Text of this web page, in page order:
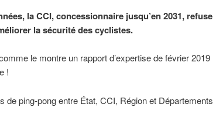
la CCI, concessionnaire jusqu’en 2031, refuse
la sécurité des cyclistes.
le montre un rapport d’expertise de février 2019
!
de ping-pong entre État, CCI, Région et Départements